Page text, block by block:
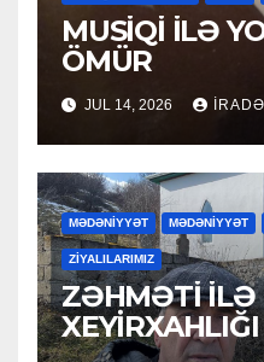
MUSİQİ İLƏ
ÖMÜR
JUL 14, 2026
MƏDƏNİYYƏT MƏDƏNİYYƏT
ZİYALILARIMIZ
ZƏHMƏTİ İLƏ